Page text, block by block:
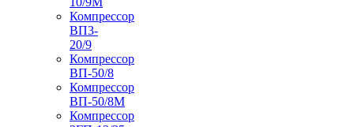
Компрессор
ВП3-
20/9
Компрессор
ВП-50/8
Компрессор
ВП-50/8М
Компрессор